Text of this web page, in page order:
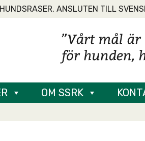
ANSLUTEN TILL
OM SSRK